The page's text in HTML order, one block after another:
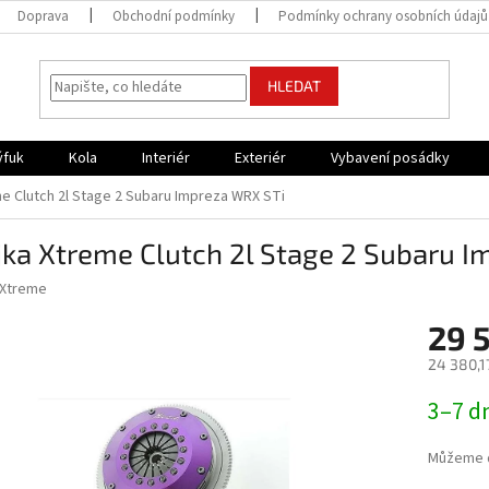
Doprava Obchodní podmínky Podmínky ochrany osobních údajů
HLEDAT
Kola Interiér Exteriér Vybavení posádky
Clutch 2l Stage 2 Subaru Impreza WRX STi
Xtreme Clutch 2l Stage 2 Subaru
Xtreme
29
24
cena:
3–7
Můžeme